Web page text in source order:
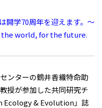
開学70周年を迎えます。～
the world, for the future.
ンターの鶴井香織特命助
授が参加した共同研究チ
Ecology & Evolution」誌